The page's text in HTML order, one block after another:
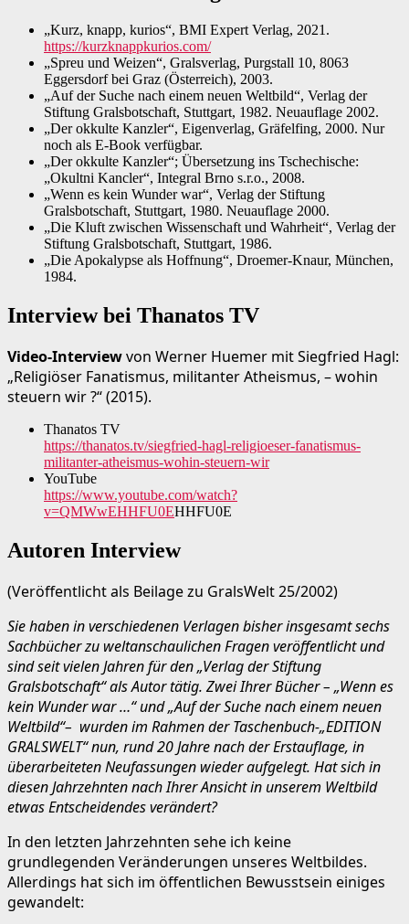
„Kurz, knapp, kurios“, BMI Expert Verlag, 2021.
https://kurzknappkurios.com/
„Spreu und Weizen“, Gralsverlag, Purgstall 10, 8063
Eggersdorf bei Graz (Österreich), 2003.
„Auf der Suche nach einem neuen Weltbild“, Verlag der
Stiftung Gralsbotschaft, Stuttgart, 1982. Neuauflage 2002.
„Der okkulte Kanzler“, Eigenverlag, Gräfelfing, 2000. Nur
noch als E-Book verfügbar.
„Der okkulte Kanzler“; Übersetzung ins Tschechische:
„Okultni Kancler“, Integral Brno s.r.o., 2008.
„Wenn es kein Wunder war“, Verlag der Stiftung
Gralsbotschaft, Stuttgart, 1980. Neuauflage 2000.
„Die Kluft zwischen Wissenschaft und Wahrheit“, Verlag der
Stiftung Gralsbotschaft, Stuttgart, 1986.
„Die Apokalypse als Hoffnung“, Droemer-Knaur, München,
1984.
Interview bei Thanatos TV
Video-Interviewvon Werner Huemer mit Siegfried Hagl:
„Religiöser Fanatismus, militanter Atheismus, – wohin
steuern wir ?“ (2015).
Thanatos TV
https://thanatos.tv/siegfried-hagl-religioeser-fanatismus-
militanter-atheismus-wohin-steuern-wir
YouTube
https://www.youtube.com/watch?
v=QMWwEHHFU0EHHFU0E
Autoren Interview
(Veröffentlicht als Beilage zu GralsWelt 25/2002)
Sie haben in verschiedenen Verlagen bisher insgesamt sechs
Sachbücher zu weltanschaulichen Fragen veröffentlicht und
sind seit vielen Jahren für den „Verlag der Stiftung
Gralsbotschaft“ als Autor tätig. Zwei Ihrer Bücher – „Wenn es
kein Wunder war …“ und „Auf der Suche nach einem neuen
Weltbild“– wurden im Rahmen der Taschenbuch-„EDITION
GRALSWELT“ nun, rund 20 Jahre nach der Erstauflage, in
überarbeiteten Neufassungen wieder aufgelegt. Hat sich in
diesen Jahrzehnten nach Ihrer Ansicht in unserem Weltbild
etwas Entscheidendes verändert?
In den letzten Jahrzehnten sehe ich keine
grundlegenden Veränderungen unseres Weltbildes.
Allerdings hat sich im öffentlichen Bewusstsein einiges
gewandelt: